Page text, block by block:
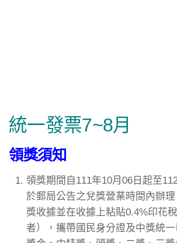
統一發票7~8月
領獎須知
領獎期間自111年10月06日起至
於郵局公告之兌獎營業時間內辦
獎收據並在收據上粘貼0.4%印花
者），攜帶國民身分證及中獎統